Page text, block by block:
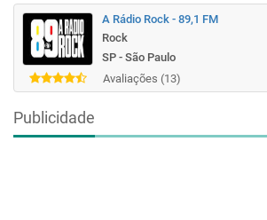
A Rádio Rock - 89,1 FM
Rock
SP - São Paulo
Avaliações (13)
Publicidade